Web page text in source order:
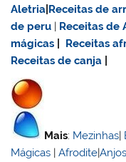
Aletria Receitas de
de peru Receitas de
mágicas
Receitas
Receitas de canja
Mais: Mezinhas|
Mágicas |Afrodite|Anjos